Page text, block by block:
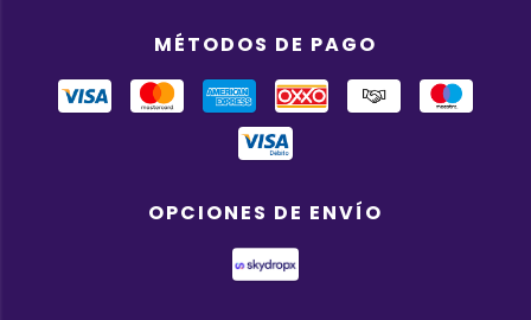
MÉTODOS DE PAGO
OPCIONES DE ENVÍO